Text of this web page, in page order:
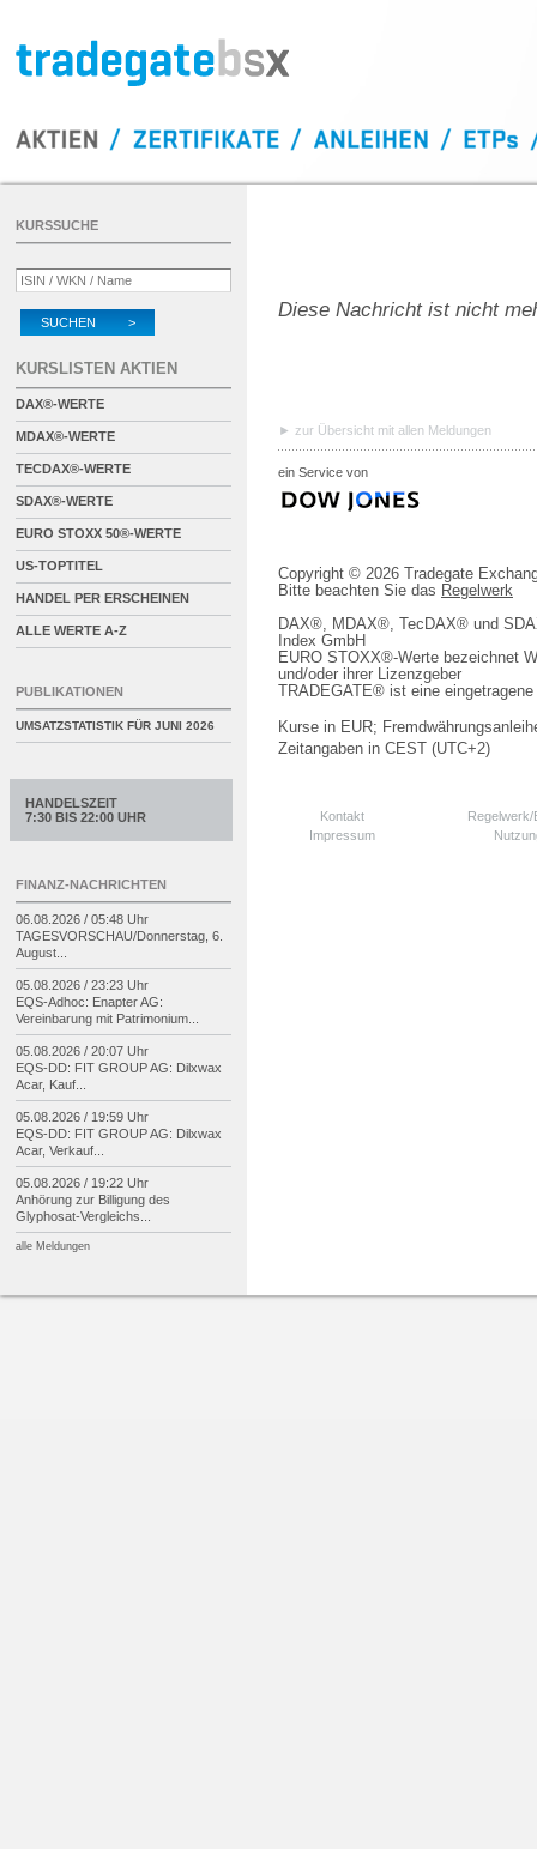
Diese Nachricht ist nicht
zur Übersicht mit allen Meldungen
ein Service von
Copyright © 2026 Tradegate
Bitte beachten Sie das Regelwerk
DAX®, MDAX®, TecDAX® und
Index GmbH
EURO STOXX®-Werte bezeichnet
und/oder ihrer Lizenzgeber
TRADEGATE® ist eine
Kurse in EUR;
Zeitangaben in CEST (UTC+2)
Kontakt
Impressum
KURSSUCHE
SUCHEN >
KURSLISTEN AKTIEN
DAX®-WERTE
MDAX®-WERTE
TECDAX®-WERTE
SDAX®-WERTE
EURO STOXX 50®-WERTE
US-TOPTITEL
HANDEL PER ERSCHEINEN
ALLE WERTE A-Z
PUBLIKATIONEN
UMSATZSTATISTIK FÜR JUNI 2026
HANDELSZEIT
7:30 BIS 22:00 UHR
FINANZ-NACHRICHTEN
06.08.2026 / 05:48 Uhr
TAGESVORSCHAU/Donnerstag, 6.
August...
05.08.2026 / 23:23 Uhr
EQS-Adhoc: Enapter AG:
Vereinbarung mit Patrimonium...
05.08.2026 / 20:07 Uhr
EQS-DD: FIT GROUP AG: Dilxwax
Acar, Kauf...
05.08.2026 / 19:59 Uhr
EQS-DD: FIT GROUP AG: Dilxwax
Acar, Verkauf...
05.08.2026 / 19:22 Uhr
Anhörung zur Billigung des
Glyphosat-Vergleichs...
alle Meldungen